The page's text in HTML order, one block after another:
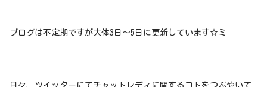
ブログは不定期ですが大体3日～5日に更新しています☆ミ
日々、ツイッターにてチャットレディに関するコトをつぶやいて